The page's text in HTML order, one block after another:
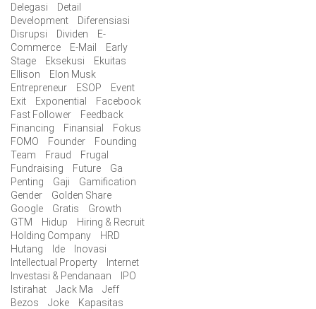
Delegasi
Detail
Development
Diferensiasi
Disrupsi
Dividen
E-
Commerce
E-Mail
Early
Stage
Eksekusi
Ekuitas
Ellison
Elon Musk
Entrepreneur
ESOP
Event
Exit
Exponential
Facebook
Fast Follower
Feedback
Financing
Finansial
Fokus
FOMO
Founder
Founding
Team
Fraud
Frugal
Fundraising
Future
Ga
Penting
Gaji
Gamification
Gender
Golden Share
Google
Gratis
Growth
GTM
Hidup
Hiring & Recruit
Holding Company
HRD
Hutang
Ide
Inovasi
Intellectual Property
Internet
Investasi & Pendanaan
IPO
Istirahat
Jack Ma
Jeff
Bezos
Joke
Kapasitas